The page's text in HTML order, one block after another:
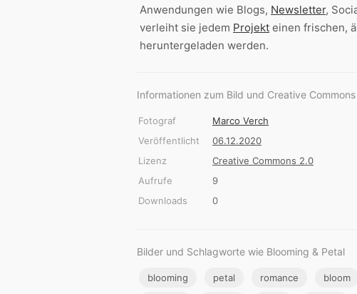
Anwendungen wie Blogs, Newsletter,
verleiht sie jedem Projekt einen frischen,
heruntergeladen werden.
Informationen zum Bild und Creative
Fotograf
Marco Verch
Veröffentlicht
06.12.2020
Lizenz
Creative Commons 2.0
Aufrufe
9
Downloads
0
Bilder und Schlagworte wie Blooming & Petal
blooming petal romance bloom